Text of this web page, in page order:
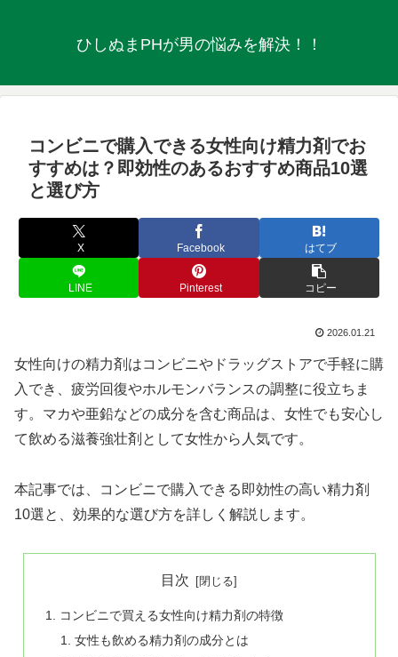
ひしぬまPHが男の悩みを解決！！
コンビニで購入できる女性向け精力剤でお
すすめは？即効性のあるおすすめ商品10選
と選び方
X Facebook はてブ
LINE Pinterest コピー
2026.01.21
女性向けの精力剤はコンビニやドラッグストアで手軽に購
入でき、疲労回復やホルモンバランスの調整に役立ちま
す。マカや亜鉛などの成分を含む商品は、女性でも安心し
て飲める滋養強壮剤として女性から人気です。
本記事では、コンビニで購入できる即効性の高い精力剤
10選と、効果的な選び方を詳しく解説します。
目次
コンビニで買える女性向け精力剤の特徴
女性も飲める精力剤の成分とは